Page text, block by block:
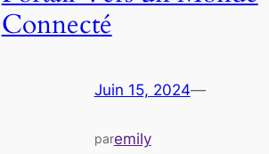
Connecté
Juin 15, 2024—
paremily